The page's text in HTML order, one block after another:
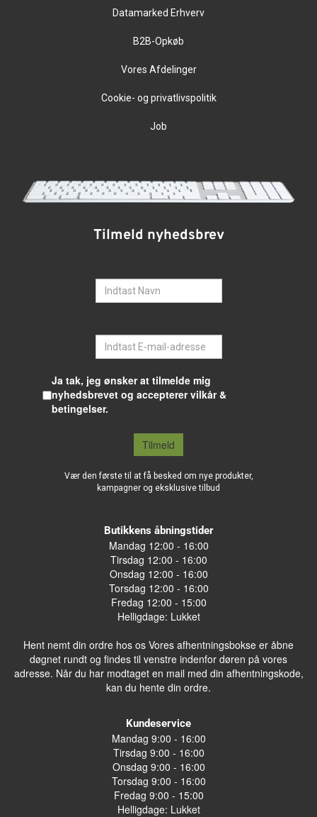
Datamarked Erhverv
B2B-Opkøb
Vores Afdelinger
Cookie- og privatlivspolitik
Job
Tilmeld nyhedsbrev
Ja tak, jeg ønsker at tilmelde mig
nyhedsbrevet og accepterer vilkår &
betingelser.
Tilmeld
Vær den første til at få besked om nye produkter,
kampagner og eksklusive tilbud
Butikkens åbningstider
Mandag 12:00 - 16:00
Tirsdag 12:00 - 16:00
Onsdag 12:00 - 16:00
Torsdag 12:00 - 16:00
Fredag 12:00 - 15:00
Helligdage: Lukket
Hent nemt din ordre hos os Vores afhentningsbokse er åbne
døgnet rundt og findes til venstre indenfor døren på vores
adresse. Når du har modtaget en mail med din afhentningskode,
kan du hente din ordre.
Kundeservice
Mandag 9:00 - 16:00
Tirsdag 9:00 - 16:00
Onsdag 9:00 - 16:00
Torsdag 9:00 - 16:00
Fredag 9:00 - 15:00
Helligdage: Lukket